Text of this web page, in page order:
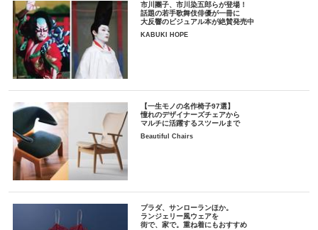
市川團子、市川染五郎らが登場！
話題の若手歌舞伎俳優が一冊に
大反響のビジュアル本が絶賛発売中
KABUKI HOPE
【一生モノの名作椅子97選】
憧れのデザイナーズチェアから
マルチに活躍するスツールまで
Beautiful Chairs
プラダ、サンローランほか。
ランジェリー風ウェアを
街で、家で。重ね着にもおすすめ